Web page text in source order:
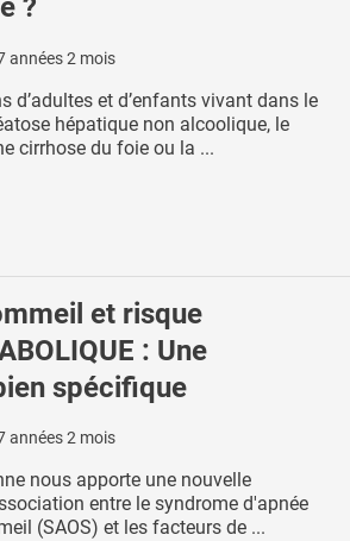
?
années 2 mois
d’adultes et d’enfants vivant dans le
hépatique non alcoolique, le
cirrhose du foie ou la ...
et risque
: Une
spécifique
années 2 mois
nous apporte une nouvelle
entre le syndrome d'apnée
(SAOS) et les facteurs de ...